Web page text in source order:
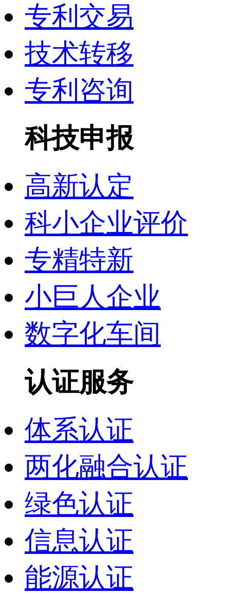
专利交易
技术转移
专利咨询
科技申报
高新认定
科小企业评价
专精特新
小巨人企业
数字化车间
认证服务
体系认证
两化融合认证
绿色认证
信息认证
能源认证